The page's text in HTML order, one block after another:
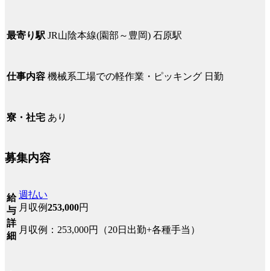
最寄り駅 JR山陰本線(園部～豊岡) 石原駅
仕事内容 機械系工場での軽作業・ピッキング 日勤
寮・社宅 あり
募集内容
給
与
詳
細
週払い
月収例253,000円
月収例：253,000円（20日出勤+各種手当）